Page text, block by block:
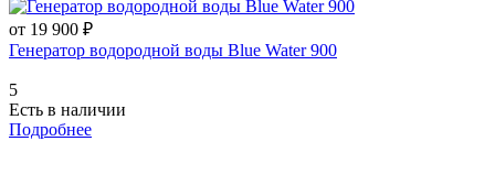
от 19 900 ₽
Генератор водородной воды Blue Water 900
5
Есть в наличии
Подробнее